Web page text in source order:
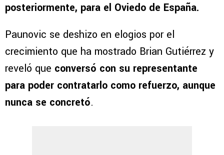
posteriormente, para el Oviedo de España.
Paunovic se deshizo en elogios por el
crecimiento que ha mostrado Brian Gutiérrez y
reveló que conversó con su representante
para poder contratarlo como refuerzo, aunque
nunca se concretó.